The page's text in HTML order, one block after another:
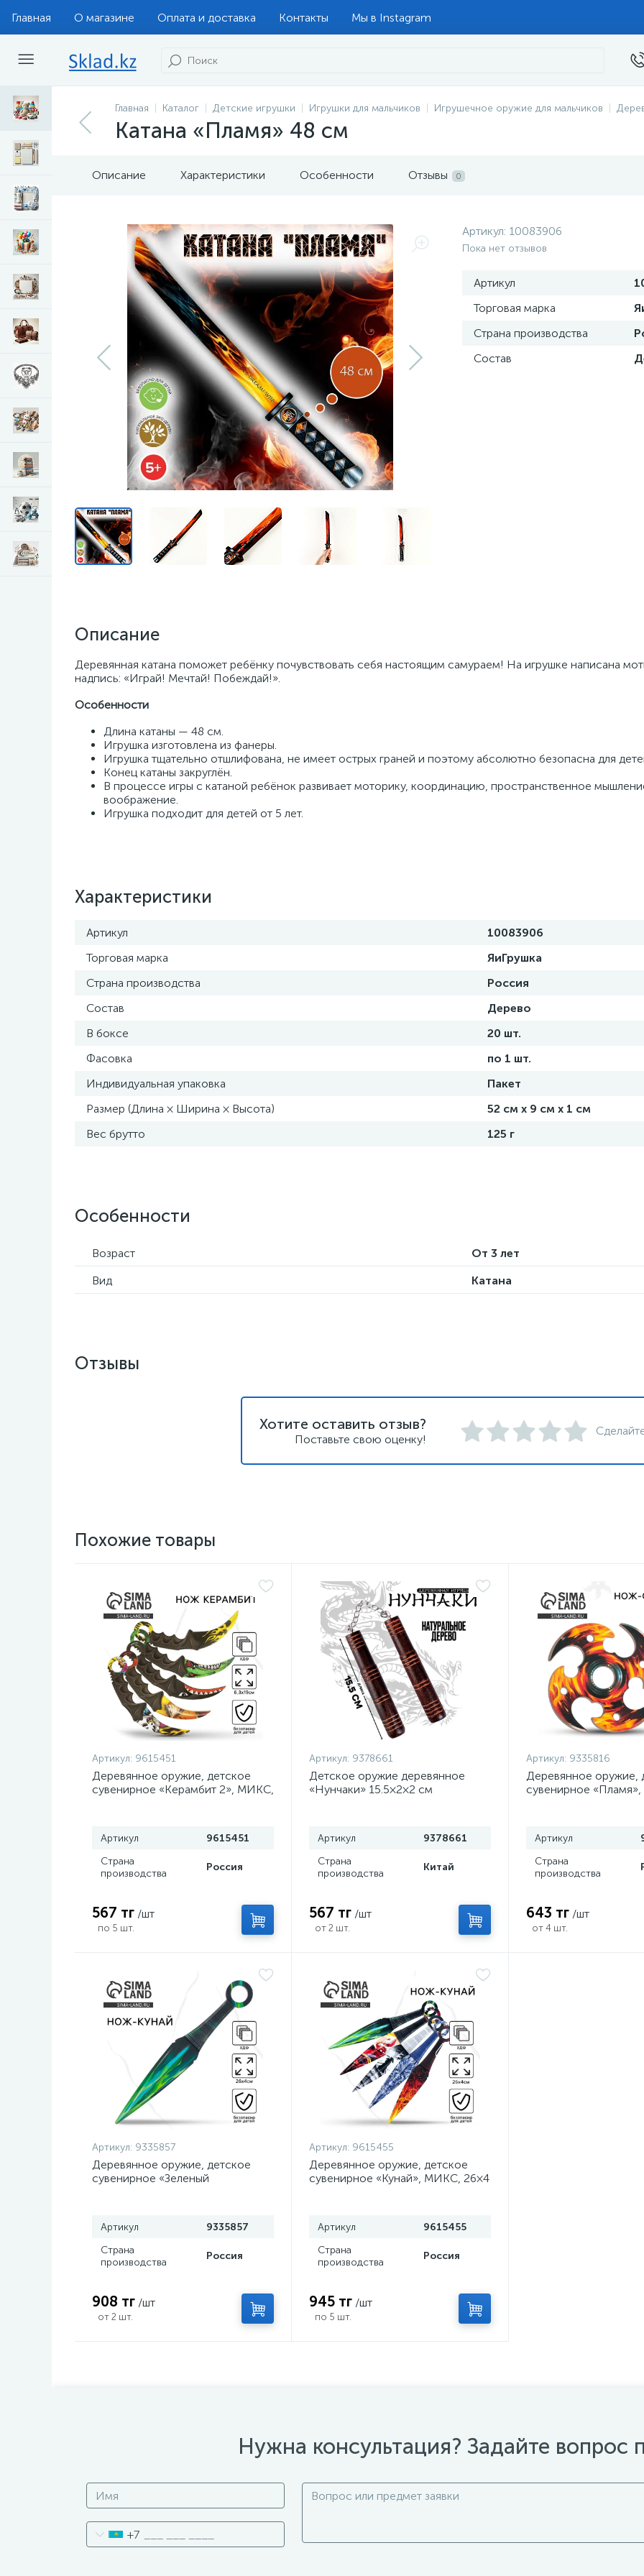
Главная О магазине Оплата и доставка Контакты Мы в Instagram
Главная Каталог Детские игрушки Игрушки для мальчиков Игрушечное оружие для мальчиков
Катана «Пламя» 48 см
Описание Характеристики Особенности Отзывы 0
Артикул: 10083906
Пока нет отзывов
Артикул
Торговая марка
Страна производства
Состав
Описание
Деревянная катана поможет ребёнку почувствовать себя настоящим самураем! На игрушке написана
надпись: «Играй! Мечтай! Побеждай!».
Особенности
Длина катаны — 48 см.
Игрушка изготовлена из фанеры.
Игрушка тщательно отшлифована, не имеет острых граней и поэтому абсолютно безопасна для
Конец катаны закруглён.
В процессе игры с катаной ребёнок развивает моторику, координацию, пространственное
воображение.
Игрушка подходит для детей от 5 лет.
Характеристики
Артикул
10083906
Торговая марка
ЯиГрушка
Страна производства
Россия
Состав
Дерево
В боксе
20 шт.
Фасовка
по 1 шт.
Индивидуальная упаковка
Пакет
Размер (Длина × Ширина × Высота)
52 см х 9 см х 1 см
Вес брутто
125 г
Особенности
Возраст
От 3 лет
Вид
Катана
Отзывы
Хотите оставить отзыв?
Поставьте свою оценку!
Похожие товары
Артикул: 9615451
Деревянное оружие, детское
сувенирное «Керамбит 2», МИКС,
Артикул
9615451
Страна
производства
Россия
567 тг /шт
по 5 шт.
Артикул: 9378661
Детское оружие деревянное
«Нунчаки» 15.5×2×2 см
Артикул
9378661
Страна
производства
Китай
567 тг /шт
от 2 шт.
Артикул: 9335816
Деревянное оружие,
сувенирное
Артикул
Страна
производства
643 тг /шт
от 4 шт.
Артикул: 9335857
Деревянное оружие, детское
сувенирное «Зеленый
Артикул
9335857
Страна
производства
Россия
908 тг /шт
от 2 шт.
Артикул: 9615455
Деревянное оружие, детское
сувенирное «Кунай», МИКС, 26×4
Артикул
9615455
Страна
производства
Россия
945 тг /шт
по 5 шт.
Нужна консультация? Задайте вопрос
+7